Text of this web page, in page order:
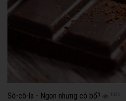
Sô-cô-la - Ngon nhưng có bổ? 1035